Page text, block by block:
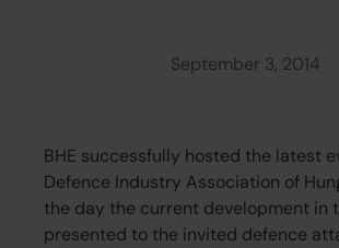
September 3, 2014
BHE successfully hosted the latest
Defence Industry Association of
the day the current development in
presented to the invited defence